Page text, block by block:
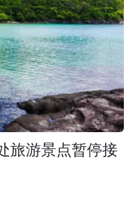
旅游景点暂停接